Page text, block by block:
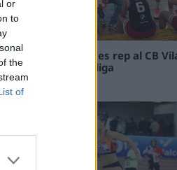
or
to
the
of
amb baixes rep al CB
decisiu de la lliga
2026